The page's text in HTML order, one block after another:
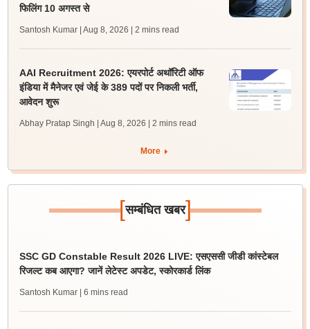
फिलिंग 10 अगस्त से
Santosh Kumar | Aug 8, 2026 | 2 mins read
AAI Recruitment 2026: एयरपोर्ट अथॉरिटी ऑफ
इंडिया में मैनेजर एवं जेई के 389 पदों पर निकली भर्ती,
आवेदन शुरू
Abhay Pratap Singh | Aug 8, 2026 | 2 mins read
More
[सम्बंधित खबर]
SSC GD Constable Result 2026 LIVE: एसएससी जीडी कांस्टेबल
रिजल्ट कब आएगा? जानें लेटेस्ट अपडेट, स्कोरकार्ड लिंक
Santosh Kumar | 6 mins read